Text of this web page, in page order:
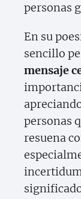
personas
En su
sencillo
mensaje
personas
resuena